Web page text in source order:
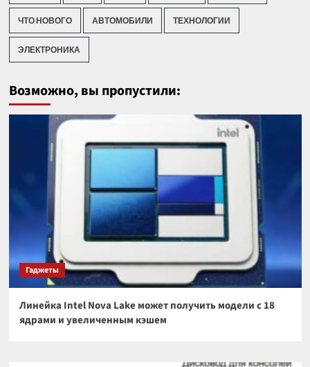
ЧТО НОВОГО АВТОМОБИЛИ ТЕХНОЛОГИИ
ЭЛЕКТРОНИКА
Возможно, вы пропустили:
Гаджеты
Линейка Intel Nova Lake может получить модели с 18
ядрами и увеличенным кэшем